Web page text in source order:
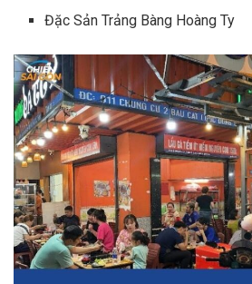
Đặc Sản Trảng Bàng Hoàng Ty